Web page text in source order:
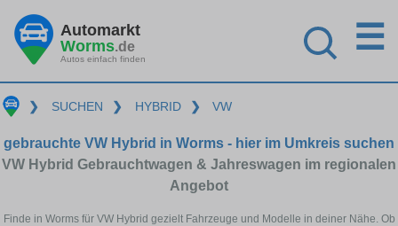
Automarkt
Worms.de
Autos einfach finden
☰
❯ SUCHEN ❯ HYBRID ❯ VW
gebrauchte VW Hybrid in Worms - hier im Umkreis suchen
VW Hybrid Gebrauchtwagen & Jahreswagen im regionalen
Angebot
Finde in Worms für VW Hybrid gezielt Fahrzeuge und Modelle in deiner Nähe. Ob